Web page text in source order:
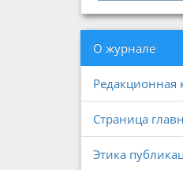
О журнале
Редакционная
Страница
Этика